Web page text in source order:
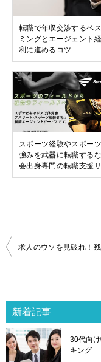
転職で年収交渉するベ
ミングとエージェント
利に進めるコツ
スポーツ経験やスポー
強みを武器に転職する
会出身専門の転職支援
投
稿
ゲ
ー
シ
ョ
新着記事
30代向
キング